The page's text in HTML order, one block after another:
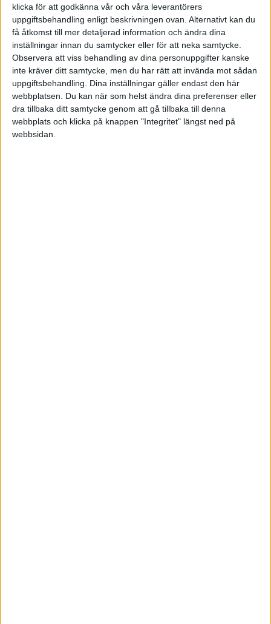
klicka för att godkänna vår och våra leverantörers
uppgiftsbehandling enligt beskrivningen ovan. Alternativt kan du
få åtkomst till mer detaljerad information och ändra dina
inställningar innan du samtycker eller för att neka samtycke.
Observera att viss behandling av dina personuppgifter kanske
inte kräver ditt samtycke, men du har rätt att invända mot sådan
uppgiftsbehandling. Dina inställningar gäller endast den här
webbplatsen. Du kan när som helst ändra dina preferenser eller
dra tillbaka ditt samtycke genom att gå tillbaka till denna
webbplats och klicka på knappen "Integritet" längst ned på
webbsidan.
med investeringar ger fantastiska möjligheter, men
också stort ansvar, säger Liza Jonson.
När man har ett hållbarhetsfokus så blir det också
lättare att attrahera de bästa medarbetarna och
erbjuda den bästa produkten till kunderna, menar
hon. Såväl anställda som kunder tycker att
samhällsansvar är en viktig, i många fall avgörande